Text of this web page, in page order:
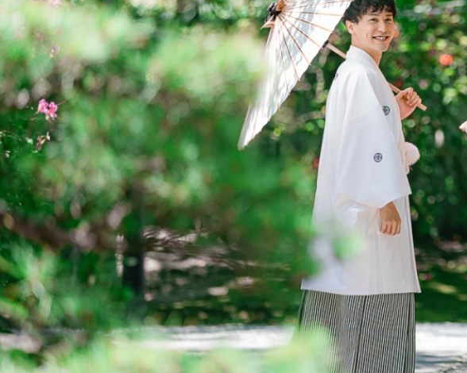
国内ロケーション
フォト
海外・国
リゾートフ
庭園・公園で撮る ビーチで撮る
歴史的建造物で
撮る